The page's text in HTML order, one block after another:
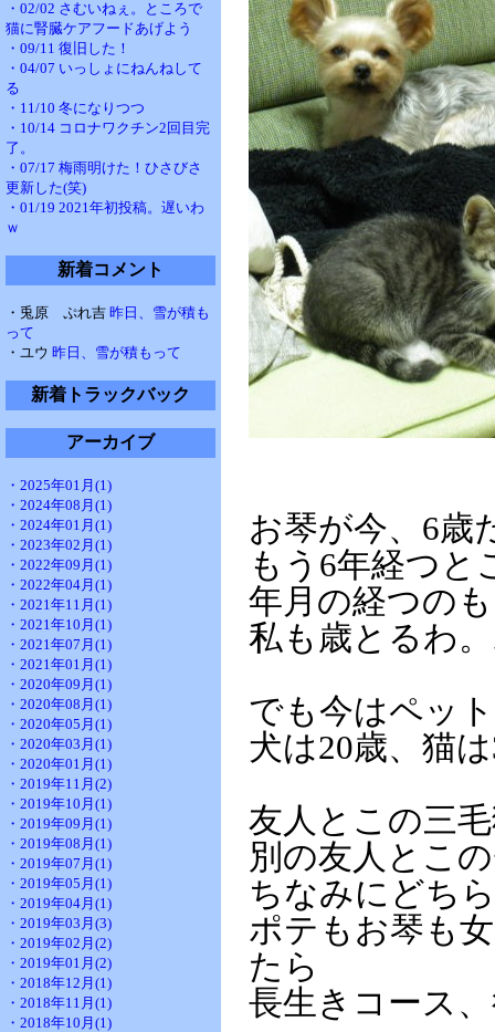
・02/02 さむいねぇ。ところで
猫に腎臓ケアフードあげよう
・09/11 復旧した！
・04/07 いっしょにねんねして
る
・11/10 冬になりつつ
・10/14 コロナワクチン2回目完
了。
・07/17 梅雨明けた！ひさびさ
更新した(笑)
・01/19 2021年初投稿。遅いわ
ｗ
新着コメント
・兎原 ぷれ吉 昨日、雪が積も
って
・ユウ 昨日、雪が積もって
新着トラックバック
アーカイブ
・2025年01月(1)
・2024年08月(1)
・2024年01月(1)
・2023年02月(1)
・2022年09月(1)
・2022年04月(1)
・2021年11月(1)
・2021年10月(1)
・2021年07月(1)
・2021年01月(1)
・2020年09月(1)
・2020年08月(1)
・2020年05月(1)
・2020年03月(1)
・2020年01月(1)
・2019年11月(2)
・2019年10月(1)
・2019年09月(1)
・2019年08月(1)
・2019年07月(1)
・2019年05月(1)
・2019年04月(1)
・2019年03月(3)
・2019年02月(2)
・2019年01月(2)
・2018年12月(1)
・2018年11月(1)
・2018年10月(1)
お琴が今、6
もう6年経つと
年月の経つの
私も歳とるわ
でも今はペッ
犬は20歳、猫
友人とこの三
別の友人とこ
ちなみにどち
ポテもお琴も
たら
長生きコース